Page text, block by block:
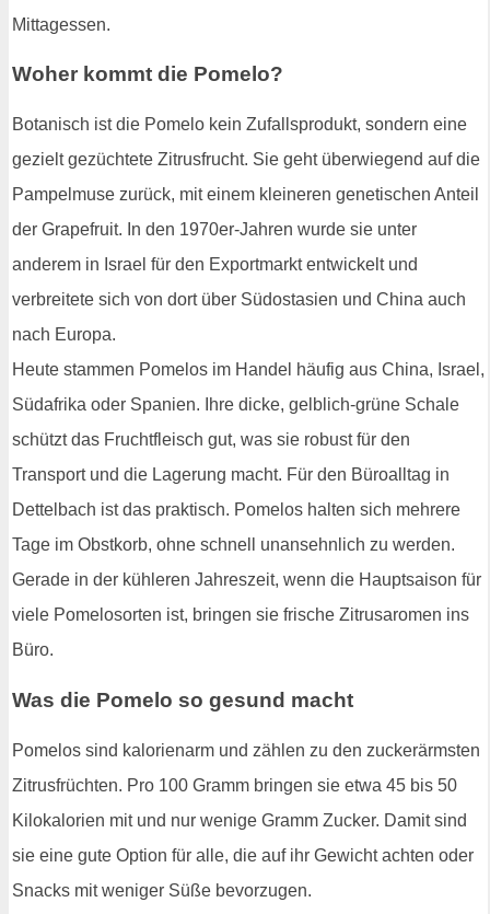
Mittagessen.
Woher kommt die Pomelo?
Botanisch ist die Pomelo kein Zufallsprodukt, sondern eine
gezielt gezüchtete Zitrusfrucht. Sie geht überwiegend auf die
Pampelmuse zurück, mit einem kleineren genetischen Anteil
der Grapefruit. In den 1970er-Jahren wurde sie unter
anderem in Israel für den Exportmarkt entwickelt und
verbreitete sich von dort über Südostasien und China auch
nach Europa.
Heute stammen Pomelos im Handel häufig aus China, Israel,
Südafrika oder Spanien. Ihre dicke, gelblich-grüne Schale
schützt das Fruchtfleisch gut, was sie robust für den
Transport und die Lagerung macht. Für den Büroalltag in
Dettelbach ist das praktisch. Pomelos halten sich mehrere
Tage im Obstkorb, ohne schnell unansehnlich zu werden.
Gerade in der kühleren Jahreszeit, wenn die Hauptsaison für
viele Pomelosorten ist, bringen sie frische Zitrusaromen ins
Büro.
Was die Pomelo so gesund macht
Pomelos sind kalorienarm und zählen zu den zuckerärmsten
Zitrusfrüchten. Pro 100 Gramm bringen sie etwa 45 bis 50
Kilokalorien mit und nur wenige Gramm Zucker. Damit sind
sie eine gute Option für alle, die auf ihr Gewicht achten oder
Snacks mit weniger Süße bevorzugen.